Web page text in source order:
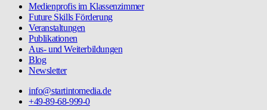
Medienprofis im Klassenzimmer
Future Skills Förderung
Veranstaltungen
Publikationen
Aus- und Weiterbildungen
Blog
Newsletter
info@startintomedia.de
+49-89-68-999-0